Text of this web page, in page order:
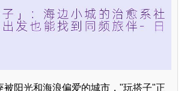
被阳光和海浪偏爱的城市，"玩搭子"正